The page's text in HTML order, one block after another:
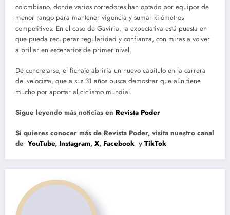
colombiano, donde varios corredores han optado por equipos de
menor rango para mantener vigencia y sumar kilómetros
competitivos. En el caso de Gaviria, la expectativa está puesta en
que pueda recuperar regularidad y confianza, con miras a volver
a brillar en escenarios de primer nivel.
De concretarse, el fichaje abriría un nuevo capítulo en la carrera
del velocista, que a sus 31 años busca demostrar que aún tiene
mucho por aportar al ciclismo mundial.
Sigue leyendo más noticias en Revista Poder
Si quieres conocer más de Revista Poder, visita nuestro canal
de YouTube, Instagram, X, Facebook y TikTok